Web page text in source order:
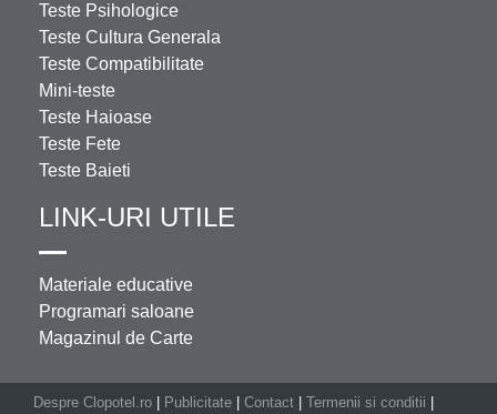
Teste Psihologice
Teste Cultura Generala
Teste Compatibilitate
Mini-teste
Teste Haioase
Teste Fete
Teste Baieti
LINK-URI UTILE
Materiale educative
Programari saloane
Magazinul de Carte
Despre Clopotel.ro Publicitate Contact Termenii si conditii